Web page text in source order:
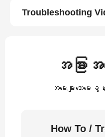
Troubleshooting
အခြားအ
အမေးများသောမ
How To /